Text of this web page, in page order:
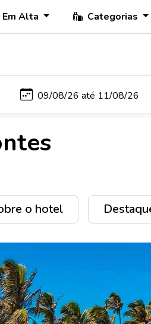
Em Alta Categorias
o hotel